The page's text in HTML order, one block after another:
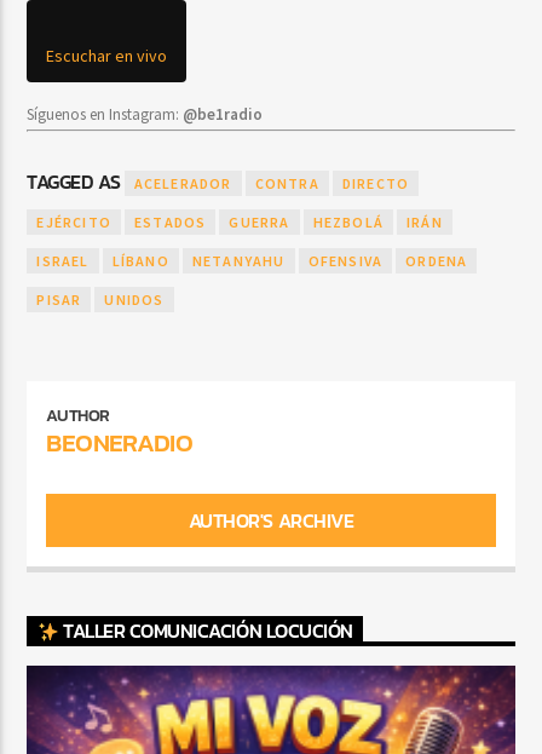
Escuchar en vivo
Síguenos en Instagram: @be1radio
TAGGED AS ACELERADOR CONTRA DIRECTO
EJÉRCITO ESTADOS GUERRA HEZBOLÁ IRÁN
ISRAEL LÍBANO NETANYAHU OFENSIVA ORDENA
PISAR UNIDOS
AUTHOR
BEONERADIO
AUTHOR'S ARCHIVE
TALLER COMUNICACIÓN LOCUCIÓN